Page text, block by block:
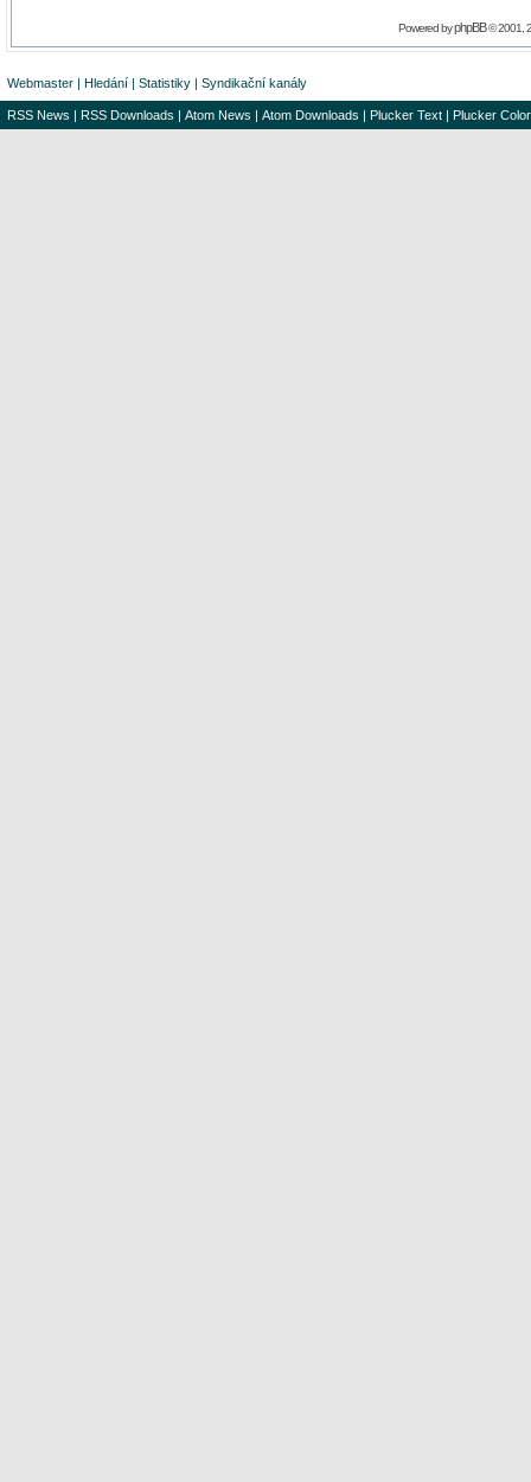
Powered byphpBB© 2001,
Webmaster | Hledání | Statistiky | Syndikační kanály
RSS News | RSS Downloads | Atom News | Atom Downloads | Plucker Text | Plucker Color